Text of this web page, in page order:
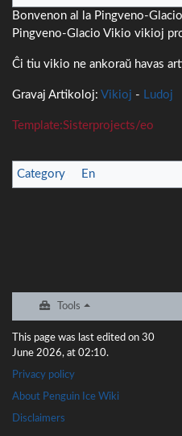
Bonvenon al la Pingveno-
Pingveno-Glacio Vikio vikioj
Ĉi tiu vikio ne ankoraŭ havas
Gravaj Artikoloj: Vikioj - Ludoj
Template:Sisterprojects/eo
Category En
Tools
This page was last edited on 30
June 2026, at 02:10.
Privacy policy
About Penguin Ice Wiki
Disclaimers